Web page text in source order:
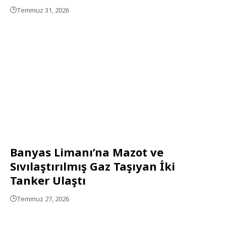
Temmuz 31, 2026
Banyas Limanı’na Mazot ve
Sıvılaştırılmış Gaz Taşıyan İki
Tanker Ulaştı
Temmuz 27, 2026